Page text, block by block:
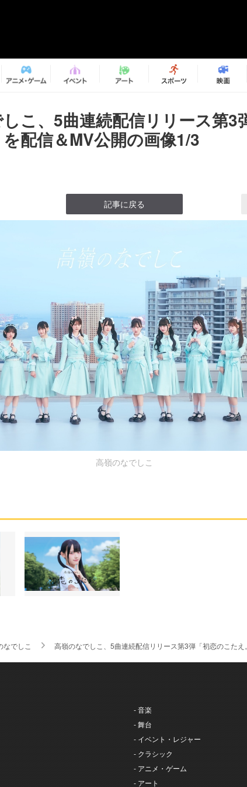
こ、5曲連続配信リリース第3
配信＆MV公開の画像1/3
記事に戻る
高嶺のなでしこ
なでしこ 高嶺のなでしこ、5曲連続配信リリース第3弾「初恋のこた
- 音楽
- 舞台
- イベント・レジャー
- クラシック
- アニメ・ゲーム
- アート